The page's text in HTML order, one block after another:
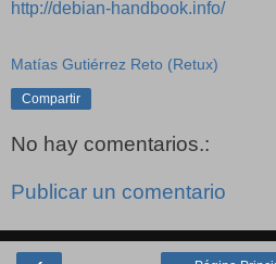
http://debian-handbook.info/
Matías Gutiérrez Reto (Retux)
Compartir
No hay comentarios.:
Publicar un comentario